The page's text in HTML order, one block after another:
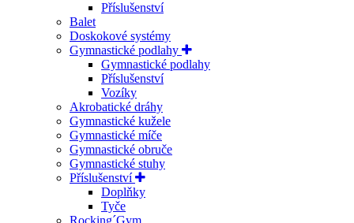
Příslušenství
Balet
Doskokové systémy
Gymnastické podlahy
Gymnastické podlahy
Příslušenství
Vozíky
Akrobatické dráhy
Gymnastické kužele
Gymnastické míče
Gymnastické obruče
Gymnastické stuhy
Příslušenství
Doplňky
Tyče
Rocking´Gym